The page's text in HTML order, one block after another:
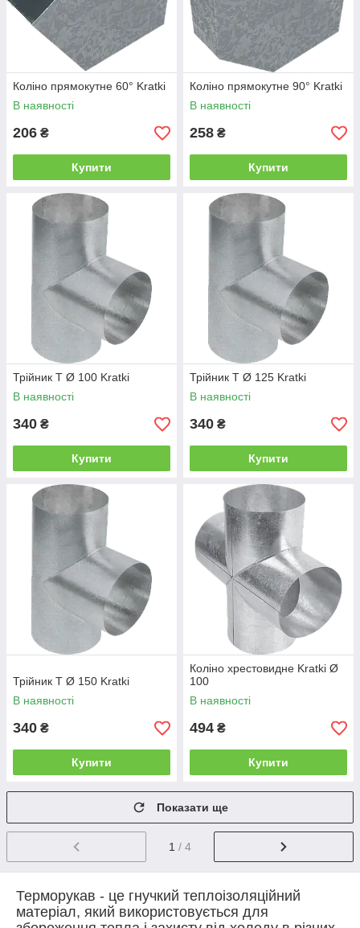
Коліно прямокутне 60° Kratki
В наявності
206 ₴
Купити
Коліно прямокутне 90° Kratki
В наявності
258 ₴
Купити
Трійник T Ø 100 Kratki
В наявності
340 ₴
Купити
Трійник T Ø 125 Kratki
В наявності
340 ₴
Купити
Трійник T Ø 150 Kratki
В наявності
340 ₴
Купити
Коліно хрестовидне Kratki Ø
100
В наявності
494 ₴
Купити
Показати ще
1 / 4
Терморукав - це гнучкий теплоізоляційний
матеріал, який використовується для